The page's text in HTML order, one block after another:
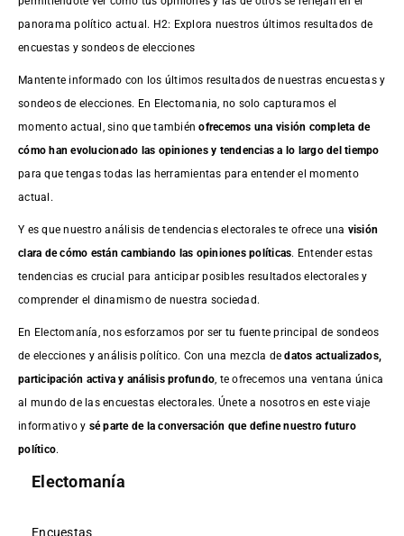
panorama político actual. H2: Explora nuestros últimos resultados de
encuestas y sondeos de elecciones
Mantente informado con los últimos resultados de nuestras encuestasy
sondeos de elecciones. En Electomania, no solo capturamos el
momento actual, sino que tambiénofrecemos una visión completa de
cómo han evolucionado las opiniones y tendencias a lo largo del tiempo
para que tengas todas las herramientas para entender el momento
actual.
Y es que nuestro análisis de tendencias electorales te ofrece una visión
clara de cómo están cambiando las opiniones políticas. Entender estas
tendencias es crucial para anticipar posibles resultados electorales y
comprender el dinamismo de nuestra sociedad.
En Electomanía, nos esforzamos por ser tu fuente principal de sondeos
de elecciones y análisis político. Con una mezcla dedatos actualizados,
participación activa y análisis profundo , te ofrecemos una ventana única
al mundo de las encuestas electorales. Únete a nosotros en este viaje
informativo y sé parte de la conversación que define nuestro futuro
político.
Electomanía
Encuestas